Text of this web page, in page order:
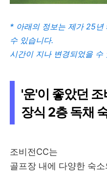
* 아래의 정보는 제가 25년
수 있습니다.
시간이 지나 변경되었을 수
'운'이 좋았던
장식 2층 독채
조비전CC는
골프장 내에 다양한 숙